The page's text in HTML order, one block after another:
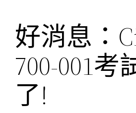
好消息：
700-001考
了!